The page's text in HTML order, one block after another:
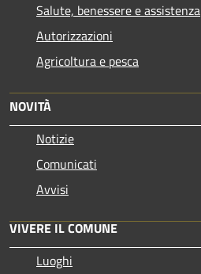
Salute, benessere e assistenza
Autorizzazioni
Agricoltura e pesca
NOVITÀ
Notizie
Comunicati
Avvisi
VIVERE IL COMUNE
Luoghi